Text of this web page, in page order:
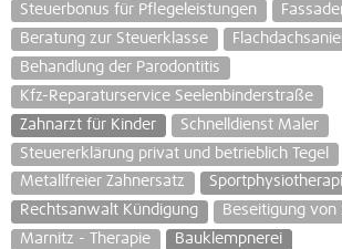
Steuerbonus für Pflegeleistungen
Beratung zur Steuerklasse
Behandlung der Parodontitis
Kfz-Reparaturservice Seelenbinderstraße
Zahnarzt für Kinder
Schnelldienst Maler
Steuererklärung privat und betrieblich Tegel
Metallfreier Zahnersatz
Rechtsanwalt Kündigung
Beseitigung von
Marnitz - Therapie
Bauklempnerei